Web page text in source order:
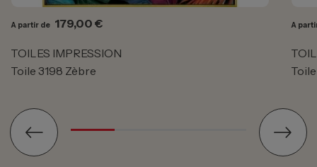
A partir de Prix
179,00 €
TOILES IMPRESSION
Toile 3198 Zèbre
A